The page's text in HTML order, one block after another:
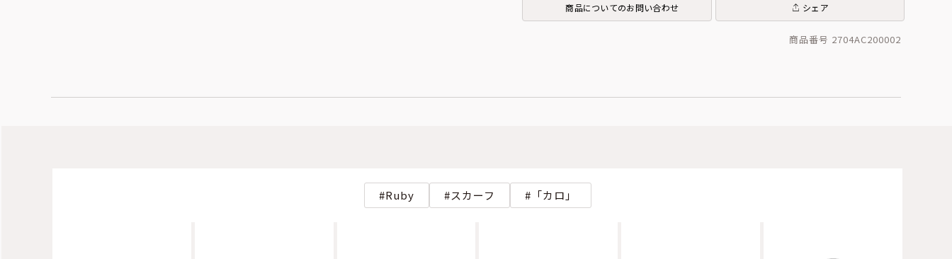
商品についてのお問い合わせ シェア
商品番号 2704AC200002
Ruby スカーフ 「カロ」